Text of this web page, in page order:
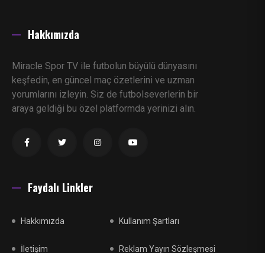
Hakkımızda
Miracle Spor TV ile futbolun büyülü dünyasını
keşfedin, en güncel maç özetlerini ve uzman
yorumlarını izleyin. Siz de futbolseverlerin bir
araya geldiği bu özel platformda yerinizi alın.
Faydalı Linkler
Hakkımızda
İletişim
Kullanım Şartları
Reklam Yayın Sözleşmesi